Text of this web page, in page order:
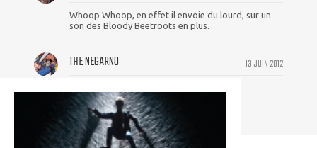
Whoop Whoop, en effet il envoie du lourd, sur un
son des Bloody Beetroots en plus.
13 JUIN 2012
THE NEGARNO